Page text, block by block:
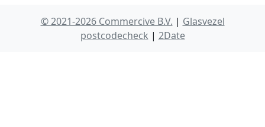
© 2021-2026 Commercive B.V. | Glasvezel
postcodecheck | 2Date